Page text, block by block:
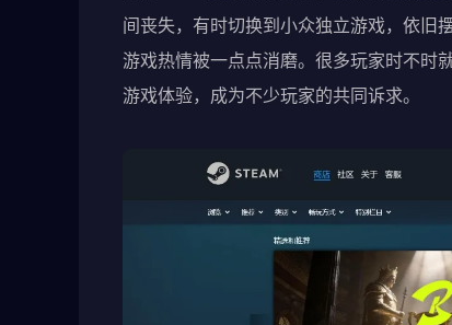
间丧失，有时切换到小众独立游戏，依旧
游戏热情被一点点消磨。很多玩家时不时
游戏体验，成为不少玩家的共同诉求。